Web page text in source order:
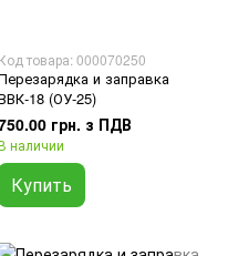
Код товара: 000070250
и заправка
18 (ОУ-25)
грн. з ПДВ
наличии
Купить